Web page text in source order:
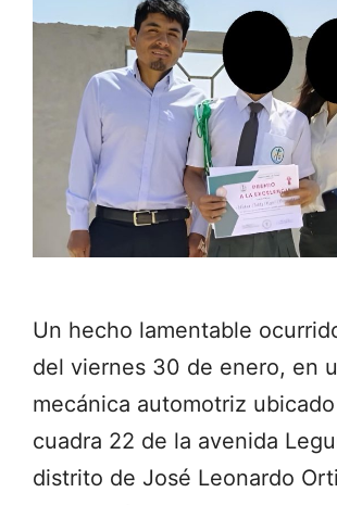
Un hecho lamentable
del viernes 30 de enero, en
mecánica automotriz
cuadra 22 de la avenida
distrito de José Leonardo